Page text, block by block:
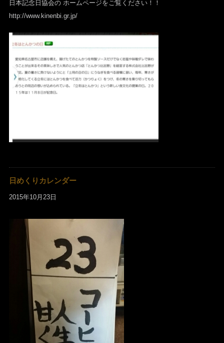
日本記念日協会の ホームページをご覧ください！！
http://www.kinenbi.gr.jp/
日めくりカレンダー
2015年10月23日